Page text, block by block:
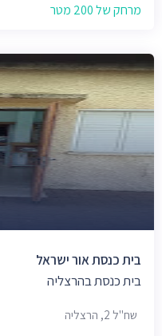
מרחק של 200 מטר
בית כנסת אור ישראל
בית כנסת בהרצליה
שח"ל 2, הרצליה